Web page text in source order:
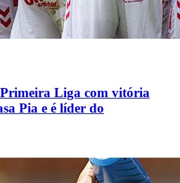
Liga com vitória
Pia e é líder do